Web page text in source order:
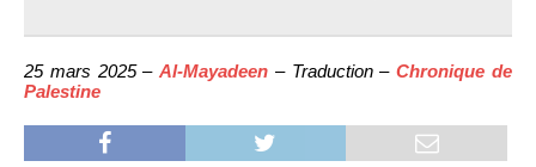
25 mars 2025 –Al-Mayadeen – Traduction –Chronique de
Palestine